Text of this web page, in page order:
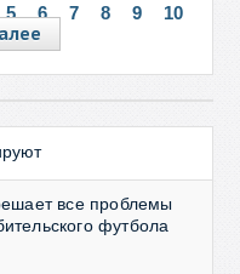
5 6 7 8 9
10
все проблемы
футбола